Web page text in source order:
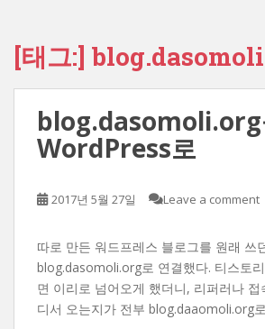
[태그:]
blog.dasomoli.org
WordPress로
2017년 5월 27일 Leave a comment
따로 만든 워드프레스 블로그를 원래 쓰
blog.dasomoli.org로 연결했다. 티스토
면 이리로 넘어오게 했더니, 리퍼러나 접
디서 오는지가 전부 blog.daaomoli.org